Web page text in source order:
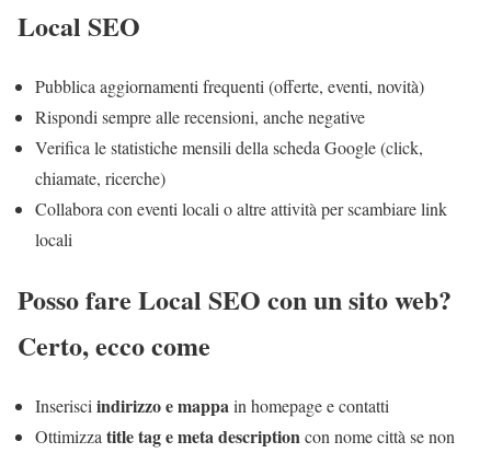
Local SEO
Pubblica aggiornamenti frequenti (offerte, eventi, novità)
Rispondi sempre alle recensioni, anche negative
Verifica le statistiche mensili della scheda Google (click,
chiamate, ricerche)
Collabora con eventi locali o altre attività per scambiare link
locali
Posso fare Local SEO con un sito web?
Certo, ecco come
Inserisci indirizzo e mappain homepage e contatti
Ottimizza title tag e meta descriptioncon nome città se non